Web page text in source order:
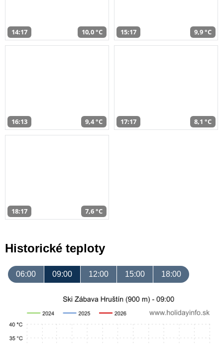
14:17 10,0 °C 15:17 9,9 °C
16:13 9,4 °C 17:17 8,1 °C
18:17 7,6 °C
Historické teploty
06:00 09:00 12:00 15:00 18:00